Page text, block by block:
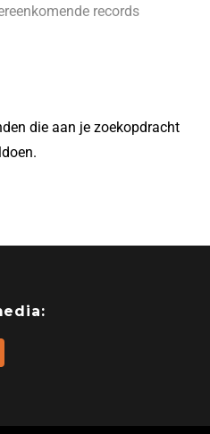
records
die aan je zoekopdracht